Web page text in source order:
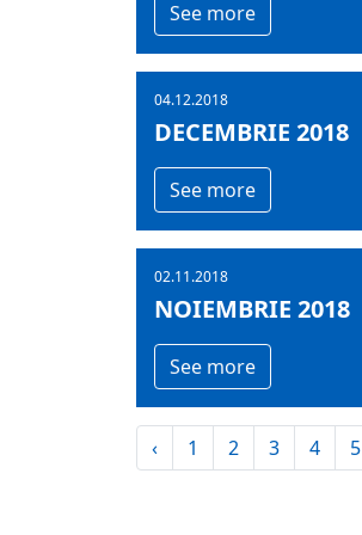
See more
04.12.2018
DECEMBRIE 2018
See more
02.11.2018
NOIEMBRIE 2018
See more
‹ 1 2 3 4 5